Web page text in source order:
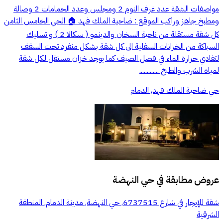
مواصفات الشقة عدد غرف النوم 2 ومجلس وعدد الحمامات 2 وصالة
ومطبخ جاهز وراكب الموقع : ضاحية الملك فهد 🏠 الحي الخامس الثامن
كل شقة مستقلة من ناحية السخان والدينمو ( سكالا 2 ) و تسليك
السباكة من الخزانات السفلية الى كل شقة بشكل منفرد تحت السقف
لتفادي حرارة الماء في فصل الصيف كما يوجد خزان مستقل لكل شقة
لمياه الشرب والطبخ .............
حي ضاحية الملك فهد, الدمام
عروض مطابقة فيحي النهضة
شقة للإيجار في شارع 6737515, حي النهضة, مدينة الدمام, المنطقة
الشرقية